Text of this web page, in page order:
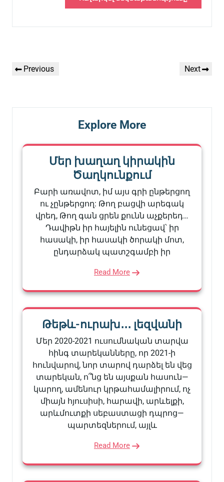
նավարկումը
Previous
Previous
Next
Next
Explore More
Մեր խաղաղ կիրակին
Ծաղկունքում
Բարի առավոտ, իմ այս գրի ընթերցող
ու չընթերցող: Թող բացվի արեգակ
վրեդ, Թող գան ցրեն քունն աչքերեդ…
Դավիթն իր հայելին ունեցավ՝ իր
հասակի, իր հասակի ծորակի մոտ,
ընդարձակ պատշգամբի իր
Read More
Թեթև-ուրախ․․․ լեզվանի
Մեր 2020-2021 ուսումնական տարվա
հինգ տարեկանները, որ 2021-ի
հունվարով, նոր տարով դարձել են վեց
տարեկան, ո՞նց են այսքան հասուն—
կարող, ամենուր կրթահամալիրում, ոչ
միայն հյուսիսի, հարավի, արևելքի,
արևմուտքի սեբաստացի դպրոց—
պարտեզներում, այլև
Read More